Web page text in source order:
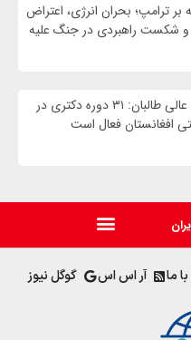
بر ترامپ؛ بحران انرژی، اعتراض
شکست راهبردی در جنگ علیه
وزارت تحصیلات عالی طالبان: ۳۱ دوره دکتری در
افغانستان فعال است
ما آر اس اس گوگل نیوز